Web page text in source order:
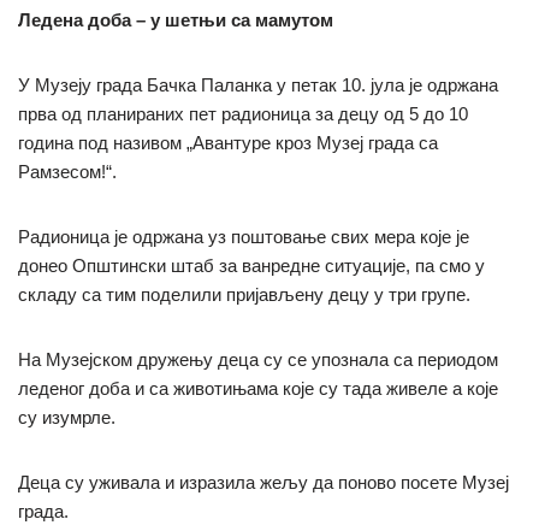
Ледена доба – у шетњи са мамутом
У Музеју града Бачка Паланка у петак 10. јула је одржана
прва од планираних пет радионица за децу од 5 до 10
година под називом „Авантуре кроз Музеј града са
Рамзесом!“.
Радионица је одржана уз поштовање свих мера које је
донео Општински штаб за ванредне ситуације, па смо у
складу са тим поделили пријављену децу у три групе.
На Музејском дружењу деца су се упознала са периодом
леденог доба и са животињама које су тада живеле а које
су изумрле.
Деца су уживала и изразила жељу да поново посете Музеј
града.